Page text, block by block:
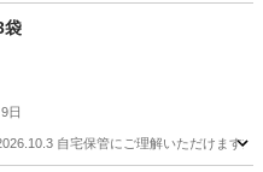
用品
日
自宅保管にご理解いただけます方